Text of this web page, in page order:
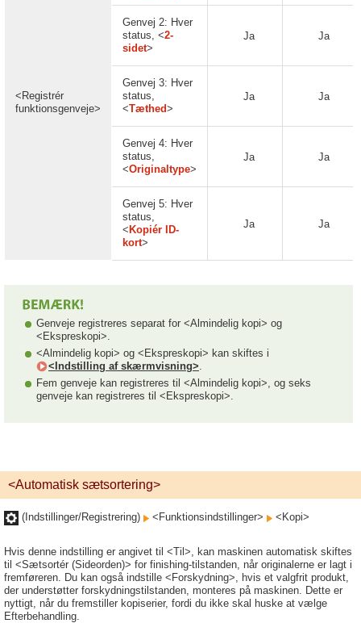
<Registrér
funktionsgenveje>
Genvej 2: Hver
status, <2-
sidet>
Ja Ja
Genvej 3: Hver
status,
<Tæthed>
Ja Ja
Genvej 4: Hver
status,
<Originaltype>
Ja Ja
Genvej 5: Hver
status,
< Kopiér ID-
kort>
Ja Ja
Genveje registreres separat for <Almindelig kopi> og
<Ekspreskopi>.
<Almindelig kopi> og <Ekspreskopi> kan skiftes i
<Indstilling af skærmvisning>.
Fem genveje kan registreres til <Almindelig kopi>, og seks
genveje kan registreres til <Ekspreskopi>.
<Automatisk sætsortering>
(Indstillinger/Registrering) <Funktionsindstillinger> <Kopi>
Hvis denne indstilling er angivet til <Til>, kan maskinen automatisk skiftes
til <Sætsortér (Sideorden)> for finishing-tilstanden, når originalerne er lagt i
fremføreren. Du kan også indstille <Forskydning>, hvis et valgfrit produkt,
der understøtter forskydningstilstanden, monteres på maskinen. Dette er
nyttigt, når du fremstiller kopiserier, fordi du ikke skal huske at vælge
Efterbehandling.